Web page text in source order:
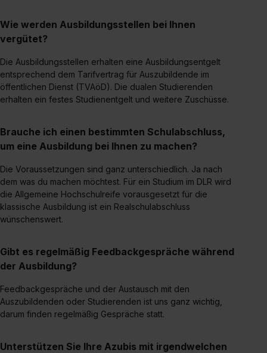
bestimmte Verwendungszwecke zulassen, triff deine
Auswahl über die Checkboxen und klick auf „Auswahl
erlauben“. Die Einwilligung zur Platzierung von Cookies
der Kategorien „Präferenzen“, „Statistiken“ und „Social
Media und Marketing“ umfasst hierbei die Einwilligung
zur Übermittlung deiner Daten in die USA (Art. 49 Abs. 1
S. 1 lit. a) DS-GVO). Die USA verfügen über kein
II). Du kannst die von dir erteilte Einwilligung jederzeit mit
Wirkung für die Zukunft ganz oder teilweise über unsere
Einstellungen“ widerrufen. Weitere Informationen zu den
einzelnen Cookies findest du durch Klick auf „Details
zeigen“. Weitere Informationen: Datenschutzerklärung
Impressum
Wie werden Ausbildungsstellen bei Ihnen
vergütet?
Die Ausbildungsstellen erhalten eine Ausbildungsentgelt
entsprechend dem Tarifvertrag für Auszubildende im
öffentlichen Dienst (TVAöD). Die dualen Studierenden
erhalten ein festes Studienentgelt und weitere Zuschüsse.
Brauche ich einen bestimmten Schulabschluss,
um eine Ausbildung bei Ihnen zu machen?
Die Voraussetzungen sind ganz unterschiedlich. Ja nach
dem was du machen möchtest. Für ein Studium im DLR wird
die Allgemeine Hochschulreife vorausgesetzt für die
klassische Ausbildung ist ein Realschulabschluss
wünschenswert.
Gibt es regelmäßig Feedbackgespräche während
der Ausbildung?
Feedbackgespräche und der Austausch mit den
Auszubildenden oder Studierenden ist uns ganz wichtig,
darum finden regelmäßig Gespräche statt.
Unterstützen Sie Ihre Azubis mit irgendwelchen